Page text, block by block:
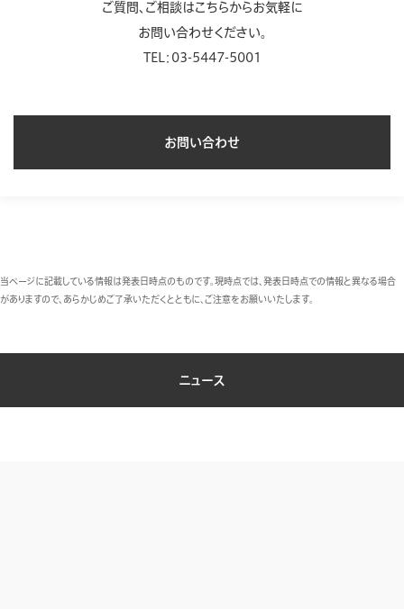
ご質問、ご相談はこちらからお気軽に
お問い合わせください。
TEL：03-5447-5001
お問い合わせ
当ページに記載している情報は発表日時点のものです。現時点では、発表日時点での情報と異なる場合
がありますので、あらかじめご了承いただくとともに、ご注意をお願いいたします。
ニュース